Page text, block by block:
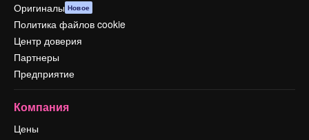
Оригиналы Новое
Политика файлов cookie
Центр доверия
Партнеры
Предприятие
Компания
Цены